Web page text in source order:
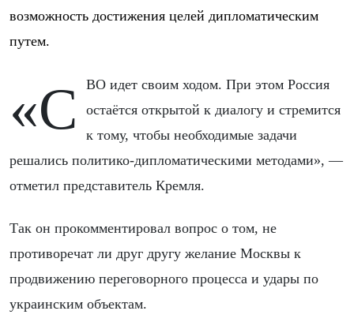
возможность достижения целей дипломатическим
путем.
«СВО идет своим ходом. При этом Россия
остаётся открытой к диалогу и стремится
к тому, чтобы необходимые задачи
решались политико-дипломатическими методами», —
отметил представитель Кремля.
Так он прокомментировал вопрос о том, не
противоречат ли друг другу желание Москвы к
продвижению переговорного процесса и удары по
украинским объектам.